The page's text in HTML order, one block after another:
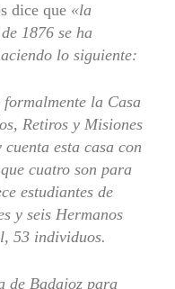
dice que «la
1876 se ha
lo siguiente:
la Casa
Retiros y Misiones
esta casa con
cuatro son para
estudiantes de
y seis Hermanos
53 individuos.
de Badajoz para